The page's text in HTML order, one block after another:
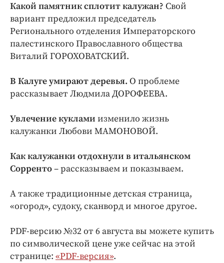
Какой памятник сплотит калужан? Свой
вариант предложил председатель
Регионального отделения Императорского
палестинского Православного общества
Виталий ГОРОХОВАТСКИЙ.
В Калуге умирают деревья. О проблеме
рассказывает Людмила ДОРОФЕЕВА.
Увлечение куклами изменило жизнь
калужанки Любови МАМОНОВОЙ.
Как калужанки отдохнули в итальянском
Сорренто– рассказываем и показываем.
А также традиционные детская страница,
«огород», судоку, сканворд и многое другое.
PDF-версию №32 от 6 августа вы можете купить
по символической цене уже сейчас на этой
странице: «PDF-версия».